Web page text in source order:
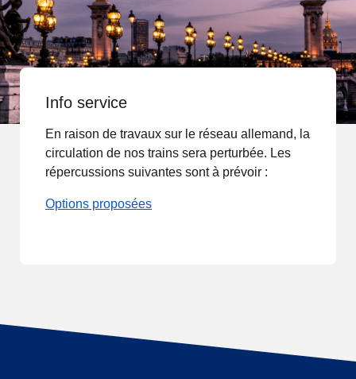
Info service
En raison de travaux sur le réseau allemand, la
circulation de nos trains sera perturbée. Les
répercussions suivantes sont à prévoir :
Options proposées